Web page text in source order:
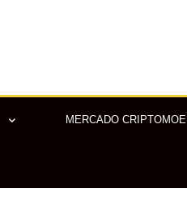
MERCADO